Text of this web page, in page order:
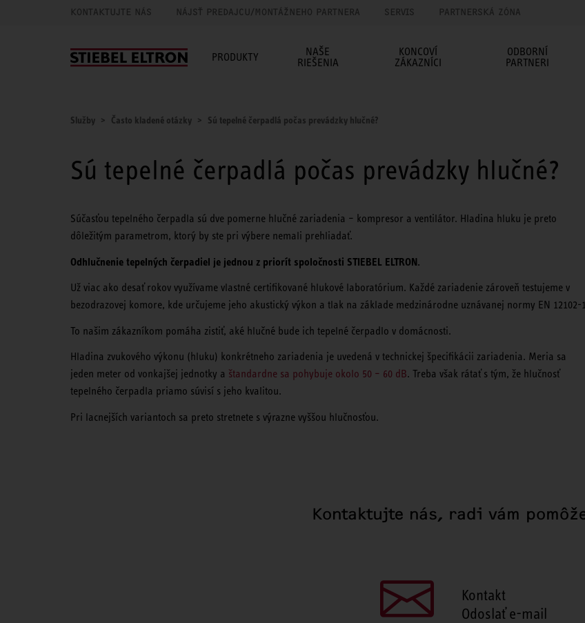
KONTAKTUJTE NÁS NÁJSŤ PREDAJCU/MONTÁŽNEHO PARTNERA SERVIS PARTNERSKÁ ZÓNA
PRODUKTY
NAŠE
RIEŠENIA
KONCOVÍ
ZÁKAZNÍCI
ODBORNÍ
PARTNERI
Služby Často kladené otázky Sú tepelné čerpadlá počas prevádzky hlučné?
Sú tepelné čerpadlá počas prevádzky hlučné?
Súčasťou tepelného čerpadla sú dve pomerne hlučné zariadenia – kompresor a ventilátor. Hladina hluku je preto
dôležitým parametrom, ktorý by ste pri výbere nemali prehliadať.
Odhlučnenie tepelných čerpadiel je jednou z priorít spoločnosti STIEBEL ELTRON.
Už viac ako desať rokov využívame vlastné certifikované hlukové laboratórium. Každé zariadenie zároveň testujeme v
bezodrazovej komore, kde určujeme jeho akustický výkon a tlak na základe medzinárodne uznávanej normy EN 12102-
To našim zákazníkom pomáha zistiť, aké hlučné bude ich tepelné čerpadlo v domácnosti.
Hladina zvukového výkonu (hluku) konkrétneho zariadenia je uvedená v technickej špecifikácii zariadenia. Meria sa
jeden meter od vonkajšej jednotky a štandardne sa pohybuje okolo 50 – 60 dB. Treba však rátať s tým, že hlučnosť
tepelného čerpadla priamo súvisí s jeho kvalitou.
Pri lacnejších variantoch sa preto stretnete s výrazne vyššou hlučnosťou.
Kontaktujte nás, radi vám
Kontakt
Odoslať e-mail